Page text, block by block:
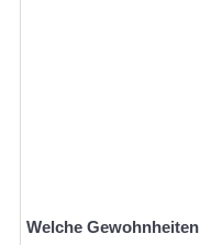
Welche